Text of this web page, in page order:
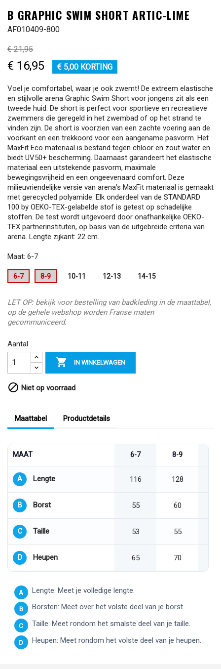
B GRAPHIC SWIM SHORT ARTIC-LIME
AF010409-800
€ 21,95
€ 16,95 € 5,00 KORTING
Voel je comfortabel, waar je ook zwemt! De extreem elastische
en stijlvolle arena Graphic Swim Short voor jongens zit als een
tweede huid. De short is perfect voor sportieve en recreatieve
zwemmers die geregeld in het zwembad of op het strand te
vinden zijn. De short is voorzien van een zachte voering aan de
voorkant en een trekkoord voor een aangename pasvorm. Het
MaxFit Eco materiaal is bestand tegen chloor en zout water en
biedt UV50+ bescherming. Daarnaast garandeert het elastische
materiaal een uitstekende pasvorm, maximale
bewegingsvrijheid en een ongeevenaard comfort. Deze
milieuvriendelijke versie van arena’s MaxFit materiaal is gemaakt
met gerecycled polyamide. Elk onderdeel van de STANDARD
100 by OEKO-TEX-gelabelde stof is getest op schadelijke
stoffen. De test wordt uitgevoerd door onafhankelijke OEKO-
TEX partnerinstituten, op basis van de uitgebreide criteria van
arena. Lengte zijkant: 22 cm.
Maat: 6-7
6-7 8-9 10-11 12-13 14-15
LET OP: bekijk voor bestelling van badkleding in de maattabel,
op de gehele webshop worden Franse maten
gecommuniceerd.
Aantal
 IN WINKELWAGEN
 Niet op voorraad
Maattabel Productdetails
MAAT 6-7 8-9
A Lengte 116 128
B Borst 55 60
C Taille 53 55
D Heupen 65 70
A Lengte: Meet je volledige lengte.
B Borsten: Meet over het volste deel van je borst.
C Taille: Meet rondom het smalste deel van je taille.
D Heupen: Meet rondom het volste deel van je heupen.